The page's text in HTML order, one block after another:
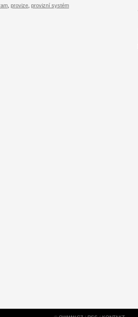
, provize, provizní systém